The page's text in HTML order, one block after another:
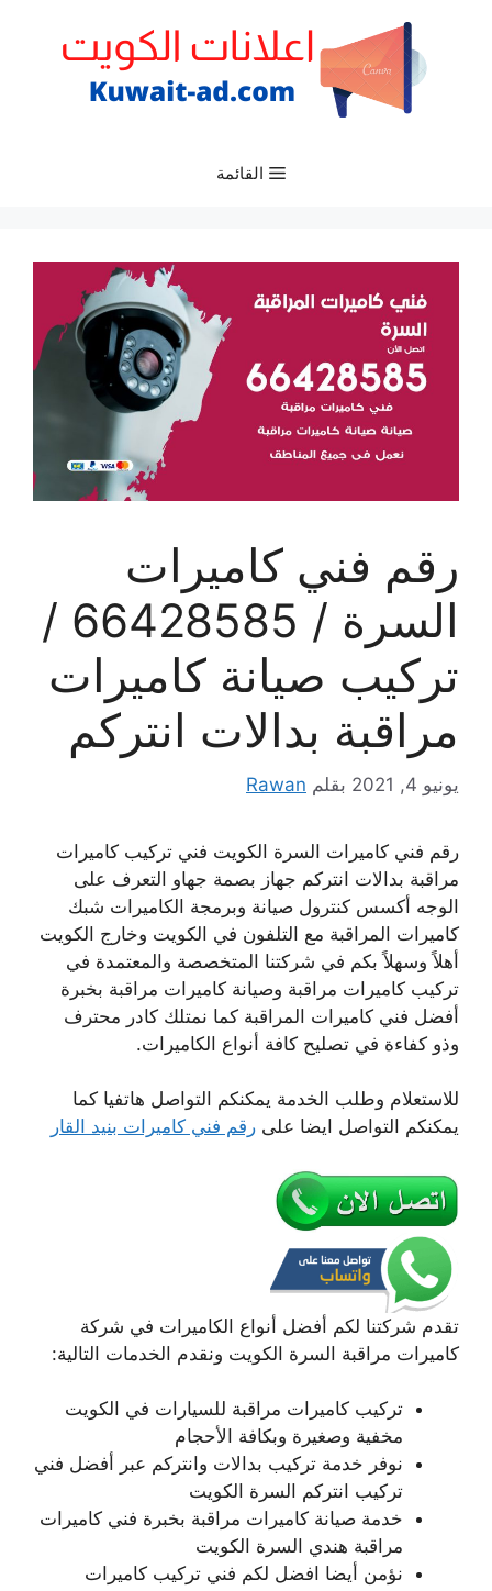
القائمة
رقم فني كاميرات
السرة / 66428585 /
تركيب صيانة كاميرات
مراقبة بدالات انتركم
يونيو 4, 2021 بقلم Rawan
رقم فني كاميرات السرة الكويت فني تركيب كاميرات
مراقبة بدالات انتركم جهاز بصمة جهاو التعرف على
الوجه أكسس كنترول صيانة وبرمجة الكاميرات شبك
كاميرات المراقبة مع التلفون في الكويت وخارج الكويت
أهلاً وسهلاً بكم في شركتنا المتخصصة والمعتمدة في
تركيب كاميرات مراقبة وصيانة كاميرات مراقبة بخبرة
أفضل فني كاميرات المراقبة كما نمتلك كادر محترف
وذو كفاءة في تصليح كافة أنواع الكاميرات.
للاستعلام وطلب الخدمة يمكنكم التواصل هاتفيا كما
يمكنكم التواصل ايضا على رقم فني كاميرات بنيد القار
تقدم شركتنا لكم أفضل أنواع الكاميرات في شركة
كاميرات مراقبة السرة الكويت ونقدم الخدمات التالية:
تركيب كاميرات مراقبة للسيارات في الكويت
مخفية وصغيرة وبكافة الأحجام
نوفر خدمة تركيب بدالات وانتركم عبر أفضل فني
تركيب انتركم السرة الكويت
خدمة صيانة كاميرات مراقبة بخبرة فني كاميرات
مراقبة هندي السرة الكويت
نؤمن أيضا افضل لكم فني تركيب كاميرات